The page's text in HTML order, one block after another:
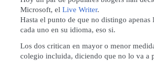
Microsoft, el Live Writer.
Hasta el punto de que no distingo apenas
cada uno en su idioma, eso si.
Los dos critican en mayor o menor
colegio incluida, diciendo que no lo va a